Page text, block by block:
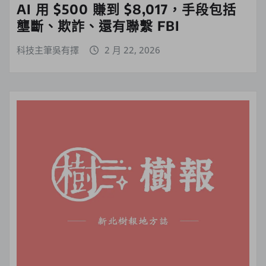
AI 用 $500 賺到 $8,017，手段包括
壟斷、欺詐、還有聯繫 FBI
科技主筆吳有擇 2 月 22, 2026